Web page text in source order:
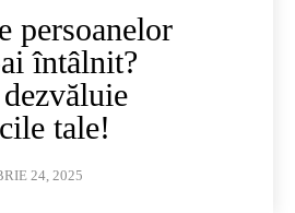
persoanelor
întâlnit?
tale!
24, 2025